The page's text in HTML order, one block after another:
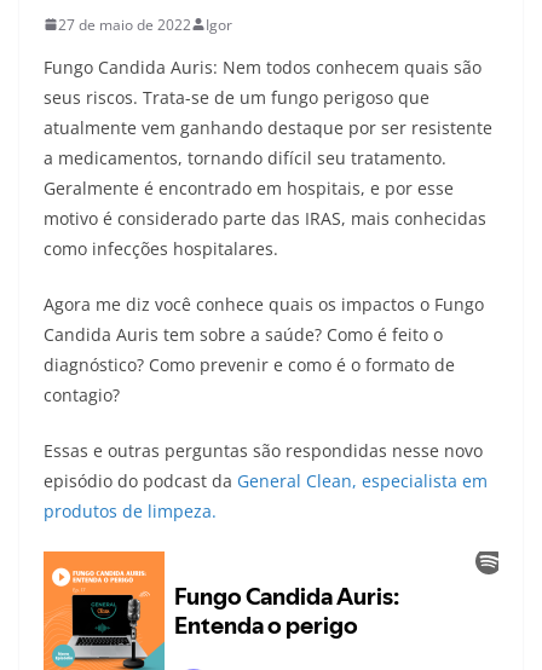
27 de maio de 2022 Igor
Fungo Candida Auris: Nem todos conhecem quais são
seus riscos. Trata-se de um fungo perigoso que
atualmente vem ganhando destaque por ser resistente
a medicamentos, tornando difícil seu tratamento.
Geralmente é encontrado em hospitais, e por esse
motivo é considerado parte das IRAS, mais conhecidas
como infecções hospitalares.
Agora me diz você conhece quais os impactos o Fungo
Candida Auris tem sobre a saúde? Como é feito o
diagnóstico? Como prevenir e como é o formato de
contagio?
Essas e outras perguntas são respondidas nesse novo
episódio do podcast da General Clean, especialista em
produtos de limpeza.